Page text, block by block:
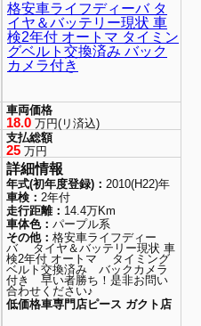
格安車ライフディーバ タ
イヤ＆バッテリー現状 車
検2年付 オートマ タイミン
グベルト交換済み バック
カメラ付き
車両価格
18.0万円(リ済込)
支払総額
25万円
詳細情報
年式(初年度登録)： 2010(H22)年
車検： 2年付
走行距離： 14.4万Km
車体色： パープル系
その他： 格安車ライフディー
バ タイヤ＆バッテリー現状 車
検2年付 オートマ タイミング
ベルト交換済み バックカメラ
付き 早い者勝ち！是非お問い
合わせください♪
低価格車専門店ピース ガクト店